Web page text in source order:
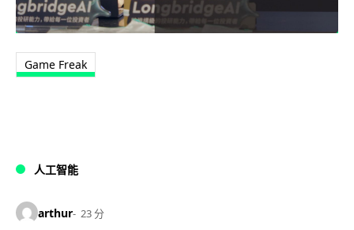
Game Freak
人工智能
arthur 23 分